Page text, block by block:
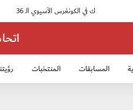
المسابقات المنتخبات